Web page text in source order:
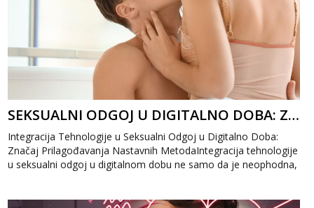
SEKSUALNI ODGOJ U DIGITALNO DOBA: ZNAČAJ PRILAGOĐAVANJA NASTAVNIH METODA
Integracija Tehnologije u Seksualni Odgoj u Digitalno Doba:
Značaj Prilagođavanja Nastavnih MetodaIntegracija tehnologije
u seksualni odgoj u digitalnom dobu ne samo da je neophodna,